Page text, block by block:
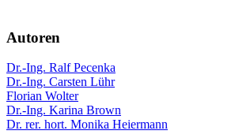
Autoren
Dr.-Ing. Ralf Pecenka
Dr.-Ing. Carsten Lühr
Florian Wolter
Dr.-Ing. Karina Brown
Dr. rer. hort. Monika Heiermann